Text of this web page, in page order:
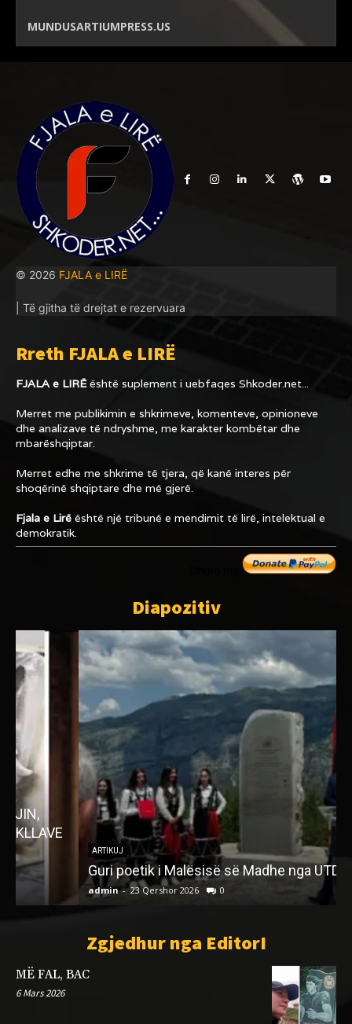
MUNDUSARTIUMPRESS.US
© 2026 FJALA e LIRË
| Të gjitha të drejtat e rezervuara
Rreth FJALA e LIRË
FJALA e LIRËështë suplement i uebfaqes Shkoder.net...
Merret me publikimin e shkrimeve, komenteve, opinioneve
dhe analizave të ndryshme, me karakter kombëtar dhe
mbarëshqiptar.
Merret edhe me shkrime të tjera, që kanë interes për
shoqërinë shqiptare dhe më gjerë.
Fjala e Lirë është një tribunë e mendimit të lirë, intelektual e
demokratik.
Diapozitiv
Guri poetik i Malësisë së Madhe nga UTD
23 Qershor 2026 0
Zgjedhur nga EditorI
MË FAL, BAC
6 Mars 2026